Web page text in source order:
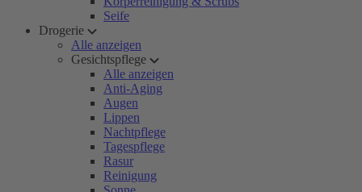
Seife
Drogerie
Alle anzeigen
Gesichtspflege
Alle anzeigen
Anti-Aging
Augen
Lippen
Nachtpflege
Tagespflege
Rasur
Reinigung